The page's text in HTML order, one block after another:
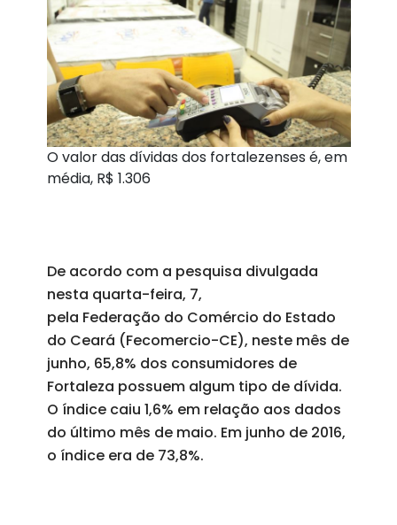
O valor das dívidas dos fortalezenses é, em
média, R$ 1.306
De acordo com a pesquisa divulgada
nesta quarta-feira, 7,
pela Federação do Comércio do Estado
do Ceará (Fecomercio-CE), neste mês de
junho, 65,8% dos consumidores de
Fortaleza possuem algum tipo de dívida.
O índice caiu 1,6% em relação aos dados
do último mês de maio. Em junho de 2016,
o índice era de 73,8%.